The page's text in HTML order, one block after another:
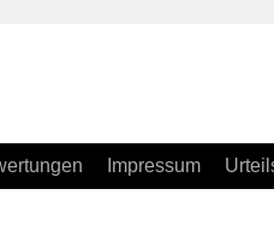
Impressum